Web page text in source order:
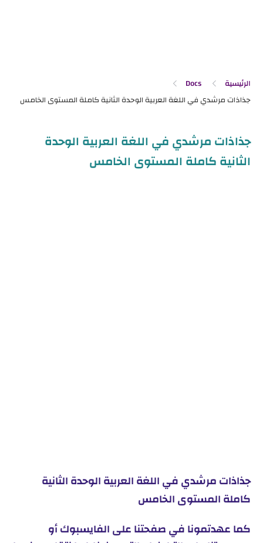
الرئيسية Docs
جذاذات مرشدي في اللغة العربية الوحدة
الثانية كاملة المستوى الخامس
جذاذات مرشدي في اللغة العربية الوحدة الثانية
كاملة المستوى الخامس
كما عهدتمونا في صفحتنا على الفايسبوك أو